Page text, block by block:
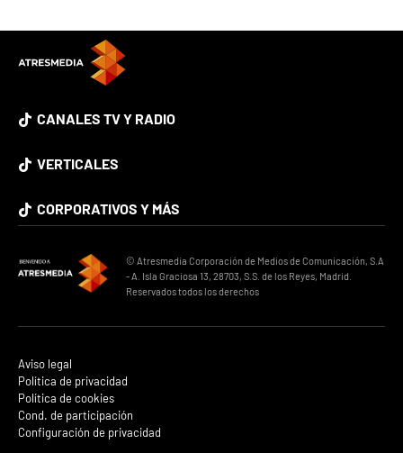
CANALES TV Y RADIO
VERTICALES
CORPORATIVOS Y MÁS
© Atresmedia Corporación de Medios de Comunicación, S.A
- A. Isla Graciosa 13, 28703, S.S. de los Reyes, Madrid.
Reservados todos los derechos
Aviso legal
Política de privacidad
Política de cookies
Cond. de participación
Configuración de privacidad